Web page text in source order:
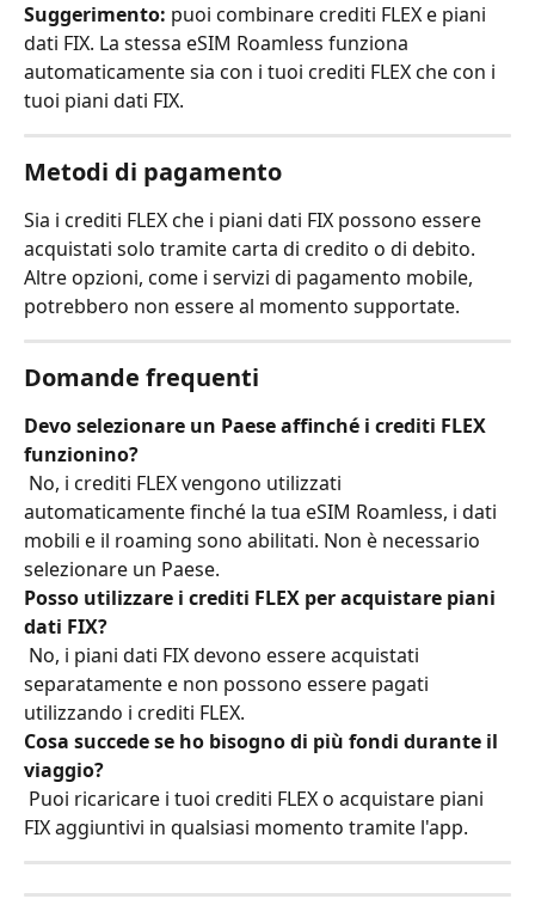
Suggerimento: puoi combinare crediti FLEX e piani
dati FIX. La stessa eSIM Roamless funziona
automaticamente sia con i tuoi crediti FLEX che con i
tuoi piani dati FIX.
Metodi di pagamento
Sia i crediti FLEX che i piani dati FIX possono essere
acquistati solo tramite carta di credito o di debito.
Altre opzioni, come i servizi di pagamento mobile,
potrebbero non essere al momento supportate.
Domande frequenti
Devo selezionare un Paese affinché i crediti FLEX
funzionino?
automaticamente finché la tua eSIM Roamless, i dati
mobili e il roaming sono abilitati. Non è necessario
selezionare un Paese.
Posso utilizzare i crediti FLEX per acquistare piani
dati FIX?
separatamente e non possono essere pagati
utilizzando i crediti FLEX.
Cosa succede se ho bisogno di più fondi durante il
viaggio?
FIX aggiuntivi in qualsiasi momento tramite l'app.